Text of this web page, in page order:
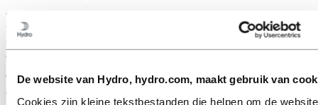
De website van Hydro, hydro.com, maakt gebruik van
Cookies zijn kleine tekstbestanden die helpen om de website
Het hele concept,
herbruikbaar, precies zoals Ritswand het wil. Ook de
terugkoopmogelijkheden die ze klanten bieden, ondersteunen de
circulariteitsambitie van het bedrijf.
Toen ze besloten om voor de frames in hun nieuwste productreeks
over te schakelen van staal op aluminium, zochten ze hulp bij een